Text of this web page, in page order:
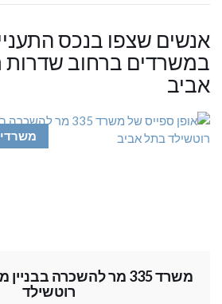
אנשים שצפו בנכס
במשרדים ברחוב שדרות
אביב
משרד 335 מר להשכרה
רוטשילד